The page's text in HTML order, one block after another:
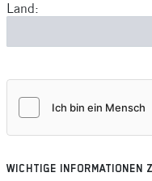
Land:
WICHTIGE INFORMATIONEN